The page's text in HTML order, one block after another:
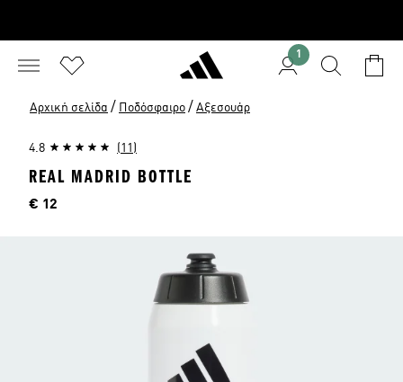
1
Αρχική σελίδα / Ποδόσφαιρο / Αξεσουάρ
4.8 (11)
REAL MADRID BOTTLE
Τιμή
€ 12